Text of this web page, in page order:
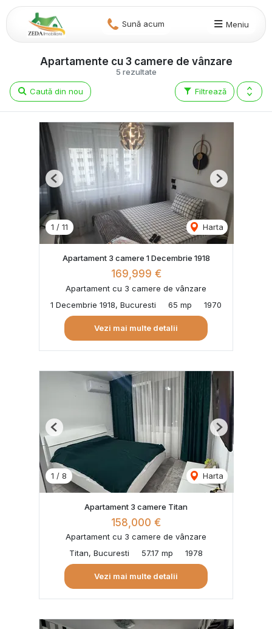
Sună acum Meniu
5 rezultate
Apartamente cu 3 camere de vânzare
Filtrează
Caută din nou
1 / 11 Harta
Previous Next
Apartament 3 camere 1 Decembrie 1918
169,999 €
Apartament cu 3 camere de vânzare
1 Decembrie 1918, Bucuresti
65 mp 1970
Vezi mai multe detalii
1 / 8 Harta
Previous Next
Apartament 3 camere Titan
158,000 €
Apartament cu 3 camere de vânzare
Titan, Bucuresti
57.17 mp 1978
Vezi mai multe detalii